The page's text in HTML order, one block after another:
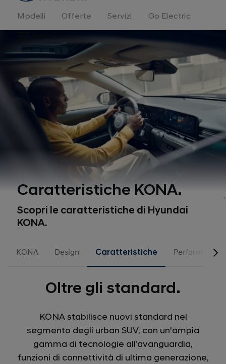
Modelli Offerte Servizi
Go Electric
Caratteristiche KONA.
Scopri le caratteristiche di Hyundai
KONA.
KONA Design Caratteristiche Performance
Oltre gli standard.
KONA stabilisce nuovi standard nel
segmento degli urban SUV, con un'ampia
gamma di tecnologie all’avanguardia,
funzioni di connettività di ultima generazione,